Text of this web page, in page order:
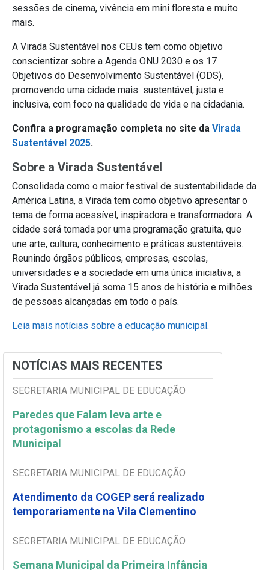
sessões de cinema, vivência em mini floresta e muito
mais.
A Virada Sustentável nos CEUs tem como objetivo
conscientizar sobre a Agenda ONU 2030 e os 17
Objetivos do Desenvolvimento Sustentável (ODS),
promovendo uma cidade mais sustentável, justa e
inclusiva, com foco na qualidade de vida e na cidadania.
Confira a programação completa no site da Virada
Sustentável 2025.
Sobre a Virada Sustentável
Consolidada como o maior festival de sustentabilidade da
América Latina, a Virada tem como objetivo apresentar o
tema de forma acessível, inspiradora e transformadora. A
cidade será tomada por uma programação gratuita, que
une arte, cultura, conhecimento e práticas sustentáveis.
Reunindo órgãos públicos, empresas, escolas,
universidades e a sociedade em uma única iniciativa, a
Virada Sustentável já soma 15 anos de história e milhões
de pessoas alcançadas em todo o país.
Leia mais notícias sobre a educação municipal.
NOTÍCIAS MAIS RECENTES
SECRETARIA MUNICIPAL DE EDUCAÇÃO
Paredes que Falam leva arte e
protagonismo a escolas da Rede
Municipal
SECRETARIA MUNICIPAL DE EDUCAÇÃO
Atendimento da COGEP será realizado
temporariamente na Vila Clementino
SECRETARIA MUNICIPAL DE EDUCAÇÃO
Semana Municipal da Primeira Infância